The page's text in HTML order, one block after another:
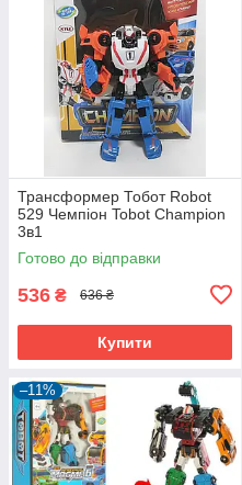
Трансформер Тобот Robot
529 Чемпіон Tobot Champion
3в1
Готово до відправки
536 ₴ 636 ₴
Купити
–11%